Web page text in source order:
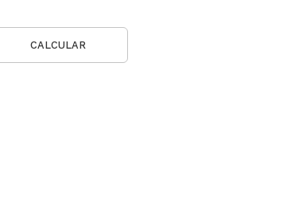
CALCULAR